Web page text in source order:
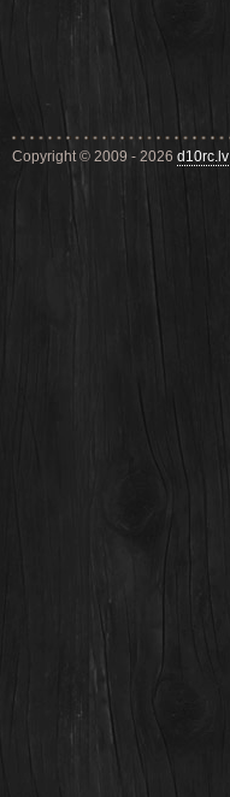
Copyright © 2009 - 2026 d10rc.lv